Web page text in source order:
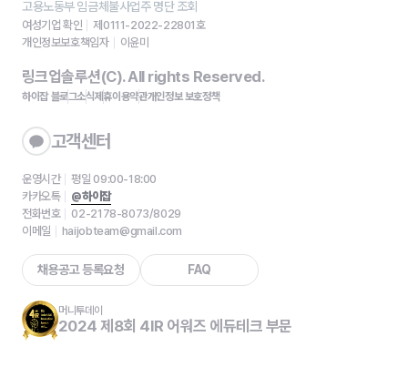
고용노동부 임금체불사업주 명단 조회
여성기업 확인
제0111-2022-22801호
개인정보보호책임자
이윤미
링크업솔루션(C). All rights Reserved.
하이잡 블로그소식제휴이용약관개인정보 보호정책
고객센터
운영시간
평일 09:00-18:00
카카오톡
@하이잡
전화번호
02-2178-8073/8029
이메일
haijobteam@gmail.com
채용공고 등록요청 FAQ
머니투데이
2024 제8회 4IR 어워즈 에듀테크 부문